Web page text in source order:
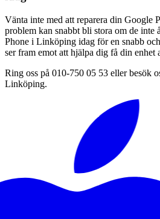
Vänta inte med att reparera din Google
problem kan snabbt bli stora om de inte
Phone i Linköping idag för en snabb
ser fram emot att hjälpa dig få din enhet
Ring oss på 010-750 05 53 eller besök
Linköping.